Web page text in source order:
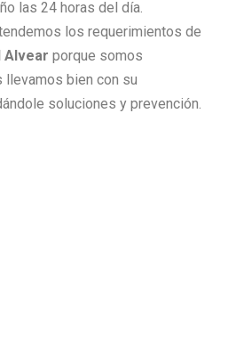
las 24 horas del día.
los requerimientos de
Alvear porque somos
llevamos bien con su
soluciones y prevención.